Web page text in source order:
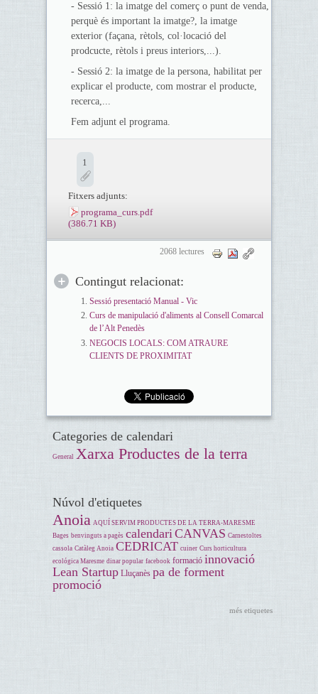
- Sessió 1: la imatge del comerç o punt de venda,
perquè és important la imatge?, la imatge
exterior (façana, rètols, col·locació del
prodcucte, rètols i preus interiors,...).
- Sessió 2: la imatge de la persona, habilitat per
explicar el producte, com mostrar el producte,
recerca,...
Fem adjunt el programa.
1
Fitxers adjunts:
programa_curs.pdf
(386.71 KB)
2068 lectures
Contingut relacionat:
Sessió presentació Manual - Vic
Curs de manipulació d'aliments al Consell Comarcal
de l’Alt Penedès
NEGOCIS LOCALS: COM ATRAURE
CLIENTS DE PROXIMITAT
Categories de calendari
General Xarxa Productes de la terra
Núvol d'etiquetes
Anoia AQUÍ SERVIM PRODUCTES DE LA TERRA-MARESME
Bages benvinguts a pagès calendariCANVAS Carnestoltes
cassola Catàleg Anoia CEDRICAT cuiner Curs horticultura
ecológica Maresme dinar popular facebook formació innovació
Lean Startup Lluçanès pa de forment
promoció
més etiquetes